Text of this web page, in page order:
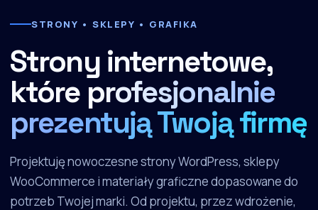
STRONY • SKLEPY • GRAFIKA
Strony internetowe,
które profesjonalnie
prezentują Twoją firmę
Projektuję nowoczesne strony WordPress, sklepy
WooCommerce i materiały graficzne dopasowane do
potrzeb Twojej marki. Od projektu, przez wdrożenie,